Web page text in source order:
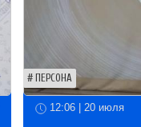
ПЕРСОНА
12:06 | 20 июля